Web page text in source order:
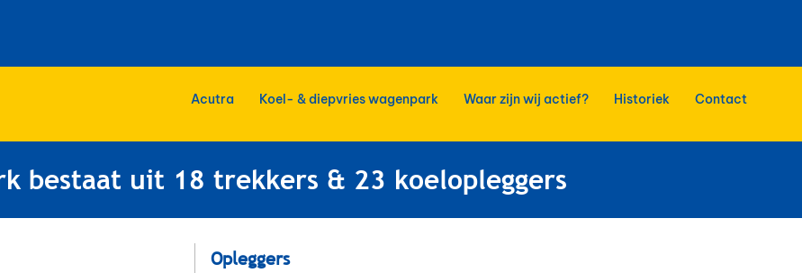
Acutra Koel- & diepvries wagenpark Waar zijn wij actief? Historiek Contact
bestaat uit 18 trekkers & 23 koelopleggers
Opleggers